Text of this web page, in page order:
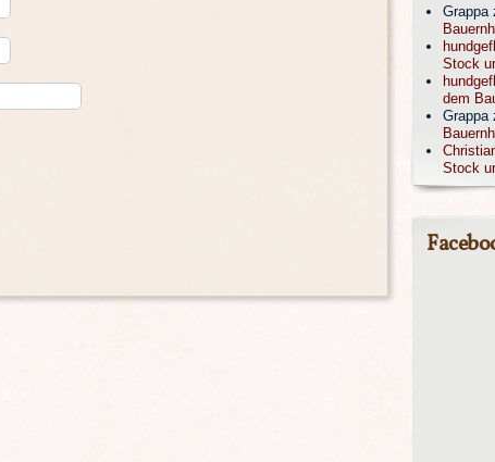
Grappa
Stock
dem
Grappa
Stock